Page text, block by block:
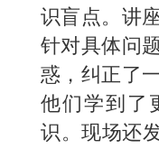
识盲点。讲
针对具体问
惑，纠正了
他们学到了
识。现场还